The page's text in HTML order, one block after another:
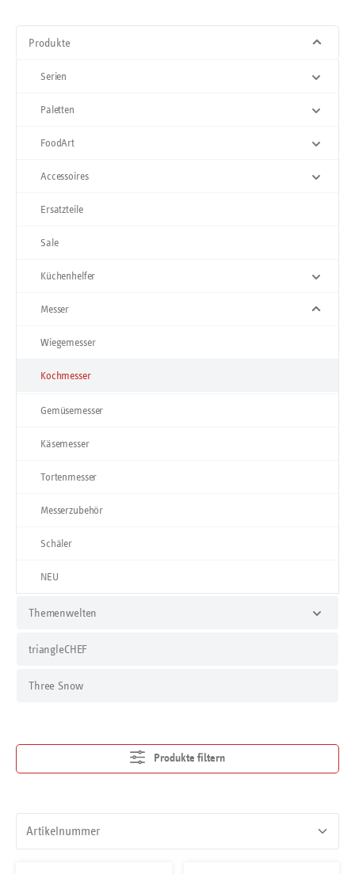
Produkte
Serien
Paletten
FoodArt
Accessoires
Ersatzteile
Sale
Küchenhelfer
Messer
Wiegemesser
Kochmesser
Gemüsemesser
Käsemesser
Tortenmesser
Messerzubehör
Schäler
NEU
Themenwelten
triangleCHEF
Three Snow
Produkte filtern